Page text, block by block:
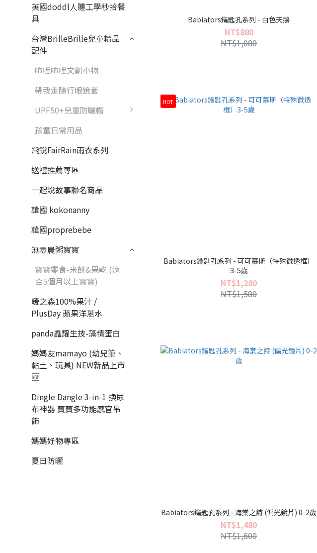
英國doddl人體工學秒拾餐
具
台灣BrilleBrille兒童精品
配件
咘哩咘哩文創小物
帶我走隨行眼鏡套
UPF50+兒童防曬帽
孩童日常用品
飛銳FairRain雨衣系列
送禮推薦專區
一起說故事聯名商品
韓國 kokonanny
韓國proprebebe
無毒農粥寶寶
寶寶零食-米餅&果乾 (適
合5個月以上寶寶)
暖之森100%果汁 /
PlusDay 蘋果洋蔥水
panda鑫耀生技-藻精蛋白
媽媽友mamayo (幼兒筆、
黏土、玩具) NEW新品上市
🆕
Dingle Dangle 3-in-1 換尿
布神器 寶寶多功能感官吊
飾
媽媽好物專區
夏日防曬
Babiators鑰匙孔系列 - 白色天鵝
NT$880
NT$1,080
HOT
Babiators鑰匙孔系列 - 可可慕斯（特殊微透框）
3-5歲
NT$1,280
NT$1,580
Babiators鑰匙孔系列 - 海棠之詩 (偏光鏡片) 0-2歲
NT$1,480
NT$1,600